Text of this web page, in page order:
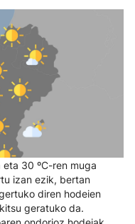
30 ºC-ren muga
izan ezik, bertan
diren hodeien
geratuko da.